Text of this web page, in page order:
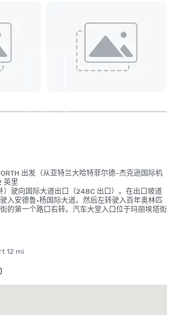
4
出发（从亚特兰大哈特菲尔德-杰克逊国际机
英里
）驶向国际大道出口（248C 出口）。在出口坡道
入安德鲁·杨国际大道。然后左转驶入百年奥林匹
的第一个路口右转。汽车大堂入口位于玛丽埃塔街
市中心。从 249-C 出口（威廉姆斯街）驶出，在
个红绿灯，右转驶入安德鲁·杨国际大道。左转驶
走 3 个街区到玛丽埃塔街，然后右转。酒店汽车
12 mi
)